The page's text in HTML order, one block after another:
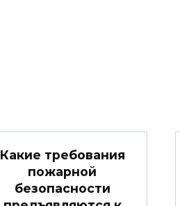
Какие требования
пожарной
безопасности